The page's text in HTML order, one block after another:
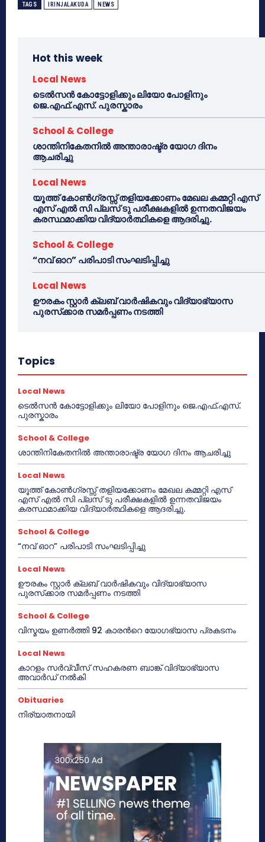
TAGS IRINJALAKUDA NEWS
Hot this week
Local News
ടെൽസൻ കോട്ടോളിക്കും ലിയോ പോളിനും
ജെ.എഫ്.എസ്. പുരസ്കാരം
School & College
ശാന്തിനികേതനിൽ അന്താരാഷ്ട്ര യോഗ ദിനം
ആചരിച്ചു
Local News
യൂത്ത് കോൺഗ്രസ്സ് തളിയക്കോണം മേഖല കമ്മറ്റി എസ്
എസ് എൽ സി പ്ലസ് ടു പരീക്ഷകളിൽ ഉന്നതവിജയം
കരസ്ഥമാക്കിയ വിദ്യാർത്ഥികളെ ആദരിച്ചു.
School & College
“നവ് ഓറ” പരിപാടി സംഘടിപ്പിച്ചു
Local News
ഊരകം സ്റ്റാർ ക്ലബ് വാർഷികവും വിദ്യാഭ്യാസ
പുരസ്‌ക്കാര സമർപ്പണം നടത്തി
Topics
Local News
ടെൽസൻ കോട്ടോളിക്കും ലിയോ പോളിനും ജെ.എഫ്.എസ്.
പുരസ്കാരം
School & College
ശാന്തിനികേതനിൽ അന്താരാഷ്ട്ര യോഗ ദിനം ആചരിച്ചു
Local News
യൂത്ത് കോൺഗ്രസ്സ് തളിയക്കോണം മേഖല കമ്മറ്റി എസ്
എസ് എൽ സി പ്ലസ് ടു പരീക്ഷകളിൽ ഉന്നതവിജയം
കരസ്ഥമാക്കിയ വിദ്യാർത്ഥികളെ ആദരിച്ചു.
School & College
“നവ് ഓറ” പരിപാടി സംഘടിപ്പിച്ചു
Local News
ഊരകം സ്റ്റാർ ക്ലബ് വാർഷികവും വിദ്യാഭ്യാസ
പുരസ്‌ക്കാര സമർപ്പണം നടത്തി
School & College
വിസ്മയം ഉണർത്തി 92 കാരൻറെ യോഗഭ്യാസ പ്രകടനം
Local News
കാറളം സർവ്വീസ് സഹകരണ ബാങ്ക് വിദ്യാഭ്യാസ
അവാർഡ് നൽകി
Obituaries
നിര്യാതനായി